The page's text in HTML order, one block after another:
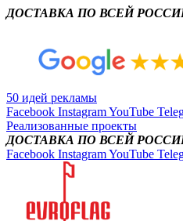
ДОСТАВКА ПО ВСЕЙ
50 идей рекламы
Facebook InstagramYouTube
Реализованные проекты
ДОСТАВКА ПО ВСЕЙ
Facebook InstagramYouTube